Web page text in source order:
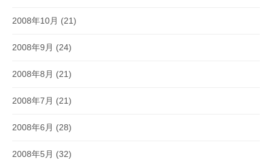
2008年10月 (21)
2008年9月 (24)
2008年8月 (21)
2008年7月 (21)
2008年6月 (28)
2008年5月 (32)